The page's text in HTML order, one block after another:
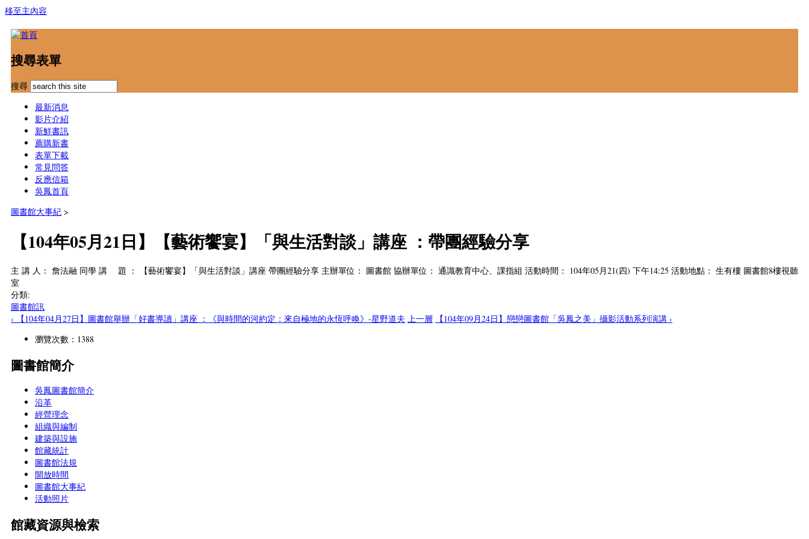
移至主內容
搜尋表單
搜尋
最新消息
影片介紹
新鮮書訊
薦購新書
表單下載
常見問答
反應信箱
吳鳳首頁
圖書館大事紀 >
【104年05月21日】【藝術饗宴】「與生活對談」講座 ：帶團經驗分享
主 講 人： 詹法融 同學 講 題 ： 【藝術饗宴】「與生活對談」講座 帶團經驗分享 主辦單位： 圖書館 協辦單位： 通識教育中心、課指組 活動時間： 104年05月21(四) 下午14:25 活動地點： 生有樓 圖書館8樓視聽
室
分類:
圖書館訊
‹ 【104年04月27日】圖書館舉辦「好書導讀」講座 ：《與時間的河約定：來自極地的永恆呼喚》-星野道夫 上一層
【104年09月24日】戀戀圖書館「吳鳳之美」攝影活動系列演講 ›
瀏覽次數：1388
圖書館簡介
吳鳳圖書館簡介
沿革
經營理念
組織與編制
建築與設施
館藏統計
圖書館法規
開放時間
圖書館大事紀
活動照片
館藏資源與檢索